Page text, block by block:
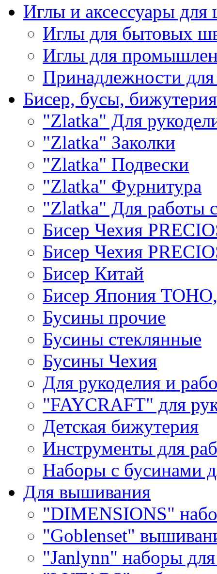
Иглы и аксессуары
Иглы для бытовых
Иглы для
Принадлежности
Бисер, бусы, бижутерия
"Zlatka" Для
"Zlatka" Заколки
"Zlatka" Подвески
"Zlatka" Фурнитура
"Zlatka" Для работы
Бисер Чехия
Бисер Чехия
Бисер Китай
Бисер Япония
Бусины прочие
Бусины стеклянные
Бусины Чехия
Для рукоделия и
"FAYCRAFT" для
Детская бижутерия
Инструменты для
Наборы с бусинами
Для вышивания
"DIMENSIONS"
"Goblenset"
"Janlynn" наборы